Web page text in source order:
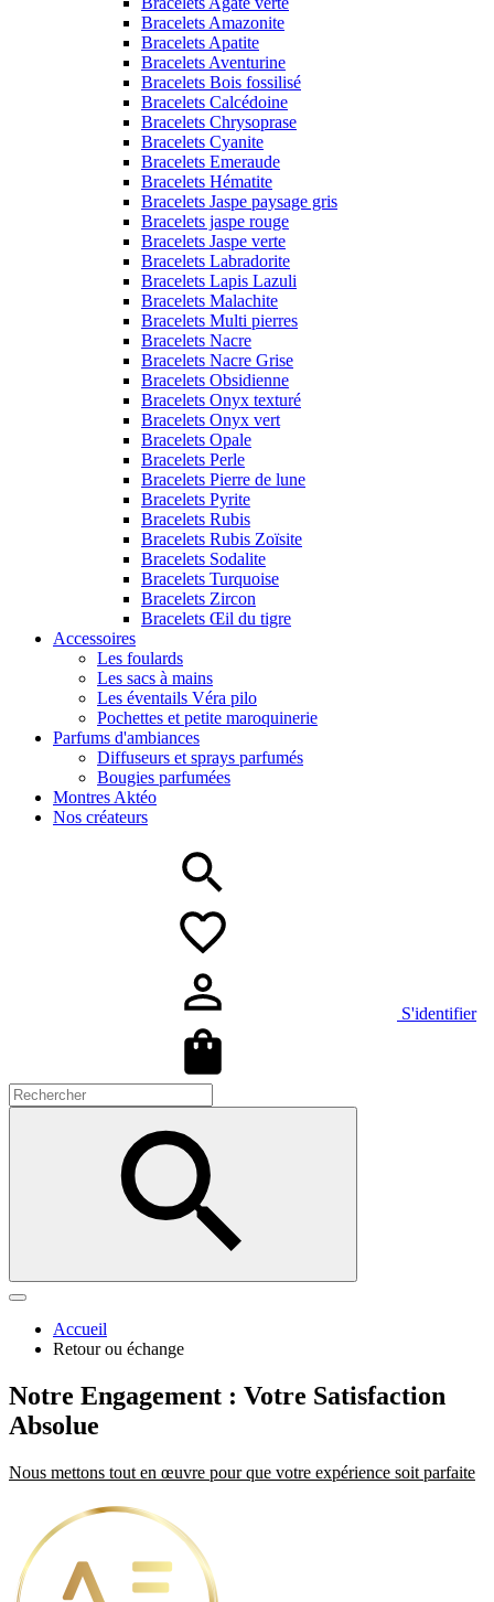
Bracelets Amazonite
Bracelets Apatite
Bracelets Aventurine
Bracelets Bois fossilisé
Bracelets Calcédoine
Bracelets Chrysoprase
Bracelets Cyanite
Bracelets Emeraude
Bracelets Hématite
Bracelets Jaspe paysage gris
Bracelets jaspe rouge
Bracelets Jaspe verte
Bracelets Labradorite
Bracelets Lapis Lazuli
Bracelets Malachite
Bracelets Multi pierres
Bracelets Nacre
Bracelets Nacre Grise
Bracelets Obsidienne
Bracelets Onyx texturé
Bracelets Onyx vert
Bracelets Opale
Bracelets Perle
Bracelets Pierre de lune
Bracelets Pyrite
Bracelets Rubis
Bracelets Rubis Zoïsite
Bracelets Sodalite
Bracelets Turquoise
Bracelets Zircon
Bracelets Œil du tigre
Accessoires
Les foulards
Les sacs à mains
Les éventails Véra pilo
Pochettes et petite maroquinerie
Parfums d'ambiances
Diffuseurs et sprays parfumés
Bougies parfumées
Montres Aktéo
Nos créateurs
S'identifier
Accueil
Retour ou échange
Notre Engagement : Votre Satisfaction
Absolue
Nous mettons tout en œuvre pour que votre expérience soit parfaite